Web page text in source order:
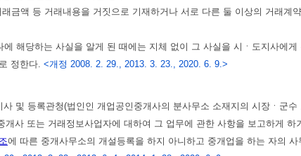
금액 등 거래내용을 거짓으로 기재하거나 서로 다른 둘 이상의 거래계
해당하는 사실을 알게 된 때에는 지체 없이 그 사실을 시ㆍ도지사에게
정한다. <개정 2008. 2. 29., 2013. 3. 23., 2020. 6. 9.>
및 등록관청(법인인 개업공인중개사의 분사무소 소재지의 시장ㆍ군
사 또는 거래정보사업자에 대하여 그 업무에 관한 사항을 보고하게
에 따른 중개사무소의 개설등록을 하지 아니하고 중개업을 하는 자의